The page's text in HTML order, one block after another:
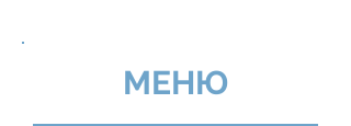
МЕНЮ